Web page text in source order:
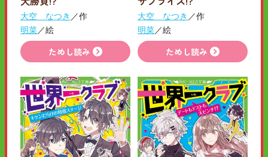
大空 なつき ／作
明菜／絵
ためし読み
大空 なつき ／作
明菜／絵
ためし読み